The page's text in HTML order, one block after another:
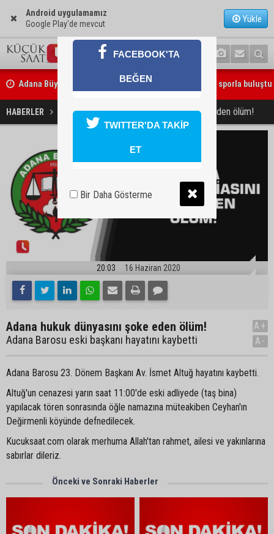
Android uygulamamız
Google Play'de mevcut
Yükle
Adana Büyükşehir Yaz Spor Okulları’nda 30 bin çocuk sporla buluştu
Beşiktaş dosyasında iki tahliye: Özcan Zenger ve Utku Caner
bırakıldı
HABERLER GÜNDEM Adana hukuk dünyasını şoke eden ölüm!
20:03 16 Haziran 2020
Adana hukuk dünyasını şoke eden ölüm!
Adana Barosu eski başkanı hayatını kaybetti
A+
A-
Adana Barosu 23. Dönem Başkanı Av. İsmet Altuğ hayatını kaybetti.
Altuğ'un cenazesi yarın saat 11:00'de eski adliyede (taş bina)
yapılacak tören sonrasında öğle namazına müteakiben Ceyhan'ın
Değirmenli köyünde defnedilecek.
Kucuksaat.com olarak merhuma Allah'tan rahmet, ailesi ve yakınlarına
sabırlar dileriz.
Önceki ve Sonraki Haberler
FACEBOOK'TA
BEĞEN
TWITTER'DA TAKİP
ET
Bir Daha Gösterme